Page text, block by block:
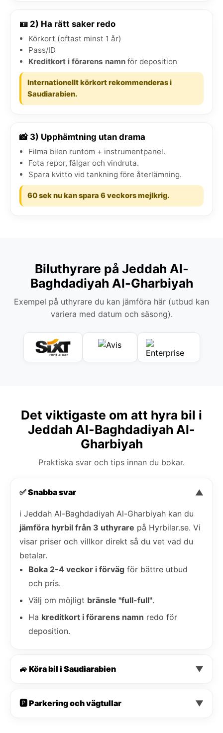
🪪 2) Ha rätt saker redo
Körkort (oftast minst 1 år)
Pass/ID
Kreditkort i förarens namn för deposition
Internationellt körkort rekommenderas i
Saudiarabien.
📸 3) Upphämtning utan drama
Filma bilen runtom + instrumentpanel.
Fota repor, fälgar och vindruta.
Spara kvitto vid tankning före återlämning.
60 sek nu kan spara 6 veckors mejlkrig.
Biluthyrare på Jeddah Al-
Baghdadiyah Al-Gharbiyah
Exempel på uthyrare du kan jämföra här (utbud kan
variera med datum och säsong).
Det viktigaste om att hyra bil i
Jeddah Al-Baghdadiyah Al-
Gharbiyah
Praktiska svar och tips innan du bokar.
✅ Snabba svar ▼
i Jeddah Al-Baghdadiyah Al-Gharbiyah kan du
jämföra hyrbil från 3 uthyrare på Hyrbilar.se. Vi
visar priser och villkor direkt så du vet vad du
betalar.
Boka 2-4 veckor i förväg för bättre utbud
och pris.
Välj om möjligt bränsle "full-full".
Ha kreditkort i förarens namn redo för
deposition.
🚙 Köra bil i Saudiarabien ▼
🅿️ Parkering och vägtullar ▼